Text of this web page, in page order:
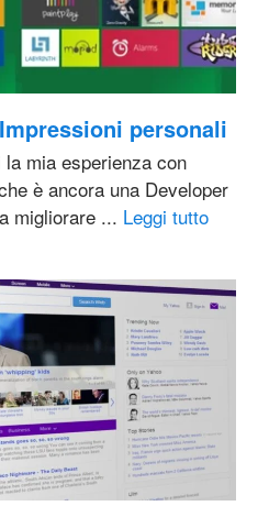
personali
mia esperienza con
è ancora una Developer
migliorare ... Leggi tutto